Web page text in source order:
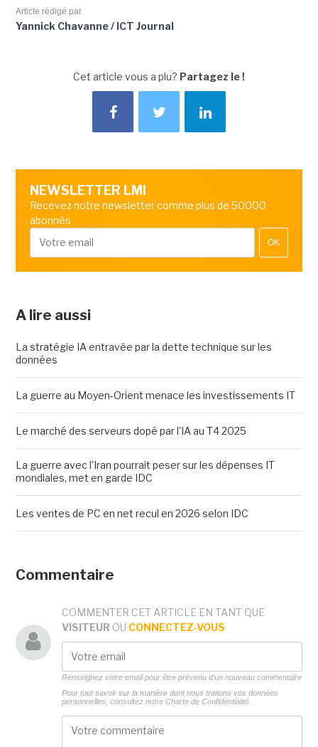
Article rédigé par
Yannick Chavanne / ICT Journal
Cet article vous a plu? Partagez le !
NEWSLETTER LMI
Recevez notre newsletter comme plus de 50000
abonnés
OK
A lire aussi
La stratégie IA entravée par la dette technique sur les
données
La guerre au Moyen-Orient menace les investissements IT
Le marché des serveurs dopé par l'IA au T4 2025
La guerre avec l'Iran pourrait peser sur les dépenses IT
mondiales, met en garde IDC
Les ventes de PC en net recul en 2026 selon IDC
Commentaire
COMMENTER CET ARTICLE EN TANT QUE
VISITEUR OU CONNECTEZ-VOUS
Renseignez votre email pour être prévenu d'un nouveau commentaire
Pour tout savoir sur la manière dont nous traitons vos données
personnelles, consultez notre Charte de Confidentialité.